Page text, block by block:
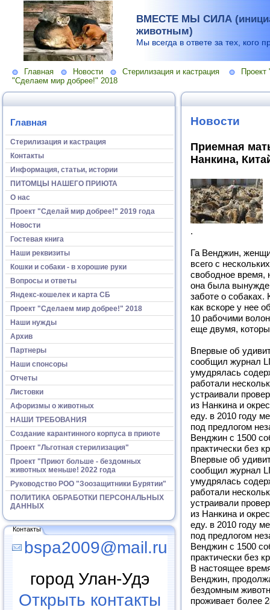
ВМЕСТЕ МЫ СИЛА
животным)
Мы всегда в ответе за тех, кого
Главная Новости Стерилизация и кастрация
"Сделаем мир добрее!" 2018
Главная
Стерилизация и кастрация
Контакты
Информация, статьи, истории
ПИТОМЦЫ НАШЕГО ПРИЮТА
О нас
Проект "Сделай мир добрее!" 2019 года
Новости
Гостевая книга
Наши реквизиты
Кошки и собаки - в хорошие руки
Вопросы и ответы
Яндекс-кошелек и карта СБ
Проект "Сделаем мир добрее!" 2018
Наши нужды
Архив
Партнеры
Наши спонсоры
Отчеты
Листовки
Афоризмы о животных
НАШИ ТРЕБОВАНИЯ
Создание карантинного корпуса в приюте
Проект "Льготная стерилизация"
Проект "Приют больше - бездомных
животных меньше! 2022 года
Руководство РОО "Зоозащитники Бурятии"
ПОЛИТИКА ОБРАБОТКИ ПЕРСОНАЛЬНЫХ
ДАННЫХ
Контакты
bspa2009@mail.ru
город Улан-Удэ
Открыть контакты
Новости
Приемная
Нанкина,
.
Га Венджин,
всего с
свободное время,
она была
заботе о собаках.
как вскоре у нее
10 рабочими
еще двумя,
Впервые об
сообщил журнал
умудрялась
работали
устраивали
из Нанкина и
еду. в 2010 году
под предлогом
Венджин с 1500
практически без
Впервые об
сообщил журнал
умудрялась
работали
устраивали
из Нанкина и
еду. в 2010 году
под предлогом
Венджин с 1500
практически без
В настоящее
Венджин,
бездомным
проживает более